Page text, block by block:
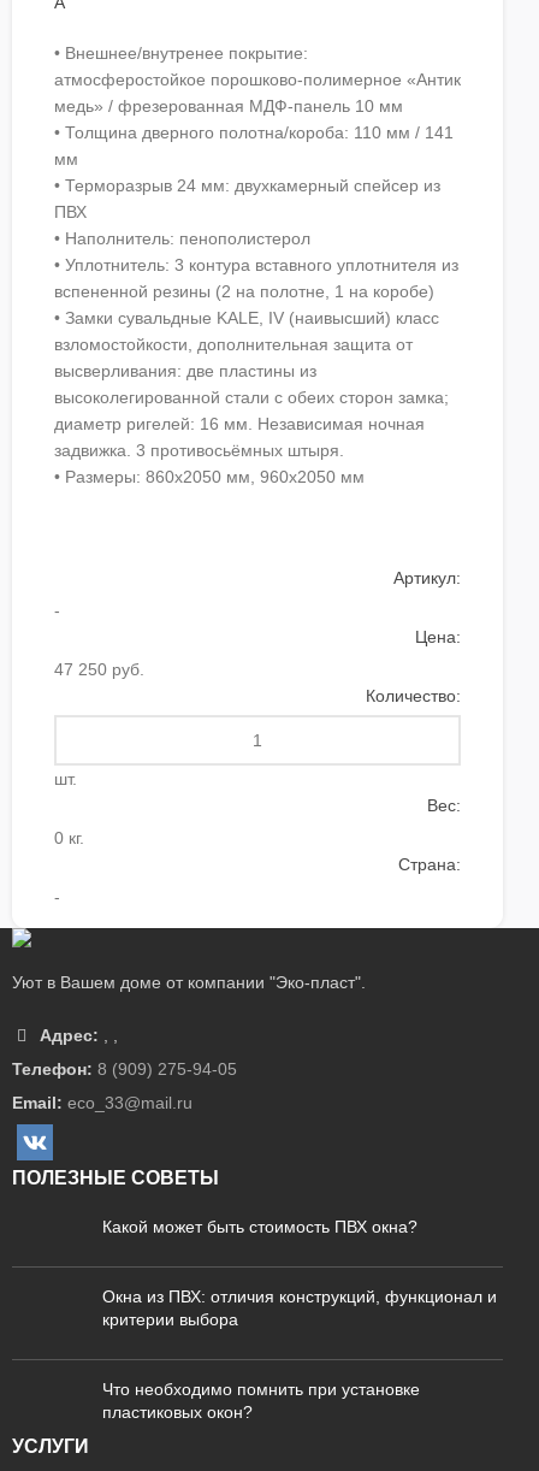
• Внешнее/внутренее покрытие:
атмосферостойкое порошково-полимерное «Антик
медь» / фрезерованная МДФ-панель 10 мм
• Толщина дверного полотна/короба: 110 мм / 141
мм
• Терморазрыв 24 мм: двухкамерный спейсер из
ПВХ
• Наполнитель: пенополистерол
• Уплотнитель: 3 контура вставного уплотнителя из
вспененной резины (2 на полотне, 1 на коробе)
• Замки сувальдные KALE, IV (наивысший) класс
взломостойкости, дополнительная защита от
высверливания: две пластины из
высоколегированной стали с обеих сторон замка;
диаметр ригелей: 16 мм. Независимая ночная
задвижка. 3 противосьёмных штыря.
• Размеры: 860х2050 мм, 960х2050 мм
Артикул:
-
Цена:
47 250 руб.
Количество:
шт.
Вес:
0 кг.
Страна:
-
Уют в Вашем доме от компании "Эко-пласт".
Адрес:
Телефон: 8 (909) 275-94-05
Email: eco_33@mail.ru
ПОЛЕЗНЫЕ СОВЕТЫ
Какой может быть стоимость ПВХ окна?
Окна из ПВХ: отличия конструкций, функционал и
критерии выбора
Что необходимо помнить при установке
пластиковых окон?
УСЛУГИ